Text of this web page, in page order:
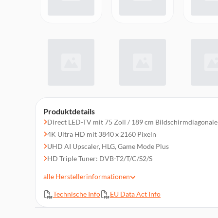
Produktdetails
Direct LED-TV mit 75 Zoll / 189 cm Bildschirmdiagonale
4K Ultra HD mit 3840 x 2160 Pixeln
UHD AI Upscaler, HLG, Game Mode Plus
HD Triple Tuner: DVB-T2/T/C/S2/S
Vesa-Norm: 400 x 300 mm
3x HDMI 2.1, 2x USB 2.0, Cl+-Modul (1.4), WLAN,
alle Herstellerinformationen
Technische Info EU Data Act Info